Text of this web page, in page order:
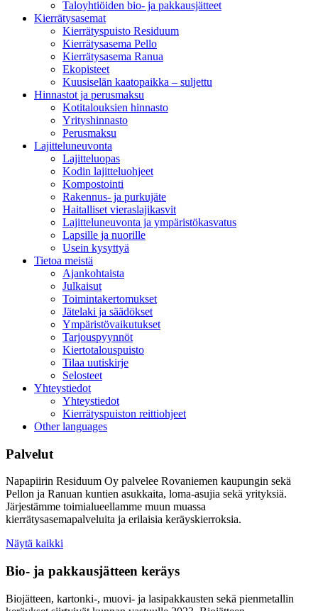
Taloyhtiöiden bio- ja pakkausjätteet
Kierrätysasemat
Kierrätyspuisto Residuum
Kierrätysasema Pello
Kierrätysasema Ranua
Ekopisteet
Kuusiselän kaatopaikka – suljettu
Hinnastot ja perusmaksu
Kotitalouksien hinnasto
Yrityshinnasto
Perusmaksu
Lajitteluneuvonta
Lajitteluopas
Kodin lajitteluohjeet
Kompostointi
Rakennus- ja purkujäte
Haitalliset vieraslajikasvit
Lajitteluneuvonta ja ympäristökasvatus
Lapsille ja nuorille
Usein kysyttyä
Tietoa meistä
Ajankohtaista
Julkaisut
Toimintakertomukset
Jätelaki ja säädökset
Ympäristövaikutukset
Tarjouspyynnöt
Kiertotalouspuisto
Tilaa uutiskirje
Selosteet
Yhteystiedot
Yhteystiedot
Kierrätyspuiston reittiohjeet
Other languages
Palvelut
Napapiirin Residuum Oy palvelee Rovaniemen kaupungin sekä
Pellon ja Ranuan kuntien asukkaita, loma-asujia sekä yrityksiä.
Järjestämme toimialueellamme muun muassa
kierrätysasemapalveluita ja erilaisia keräyskierroksia.
Näytä kaikki
Bio- ja pakkausjätteen keräys
Biojätteen, kartonki-, muovi- ja lasipakkausten sekä pienmetallin